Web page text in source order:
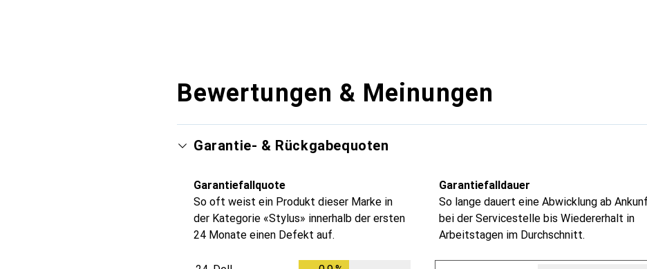
Bewertungen & Meinungen
Garantie- & Rückgabequoten
Garantiefallquote
So oft weist ein Produkt dieser Marke in
der Kategorie «Stylus» innerhalb der ersten
24 Monate einen Defekt auf.
Garantiefalldauer
So lange dauert eine Abwicklung ab
bei der Servicestelle bis Wiedererhalt in
Arbeitstagen im Durchschnitt.